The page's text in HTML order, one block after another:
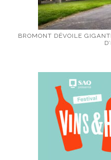
BROMONT DÉVOILE